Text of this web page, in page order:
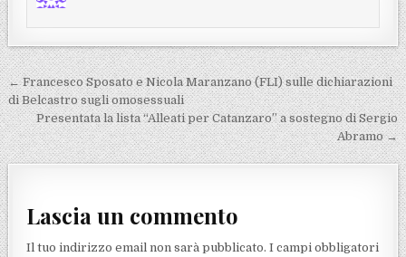
Navigazione articoli
← Francesco Sposato e Nicola Maranzano (FLI) sulle dichiarazioni
di Belcastro sugli omosessuali
Presentata la lista “Alleati per Catanzaro” a sostegno di Sergio
Abramo →
Lascia un commento
Il tuo indirizzo email non sarà pubblicato. I campi obbligatori